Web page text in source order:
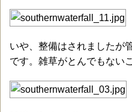
いや、整備はされましたが
です。雑草がとんでもない